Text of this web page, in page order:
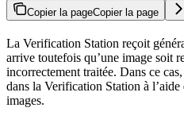
Copier la pageCopier la page
La Verification Station reçoit
arrive toutefois qu’une image soit
incorrectement traitée. Dans ce
dans la Verification Station à
images.